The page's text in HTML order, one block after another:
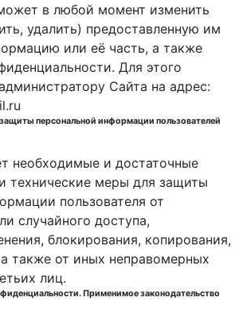
в любой момент изменить
удалить) предоставленную им
или её часть, а также
Для этого
Сайта на адрес:
персональной информации пользователей
необходимые и достаточные
технические меры для защиты
пользователя от
случайного доступа,
блокирования, копирования,
также от иных неправомерных
лиц.
Применимое законодательство